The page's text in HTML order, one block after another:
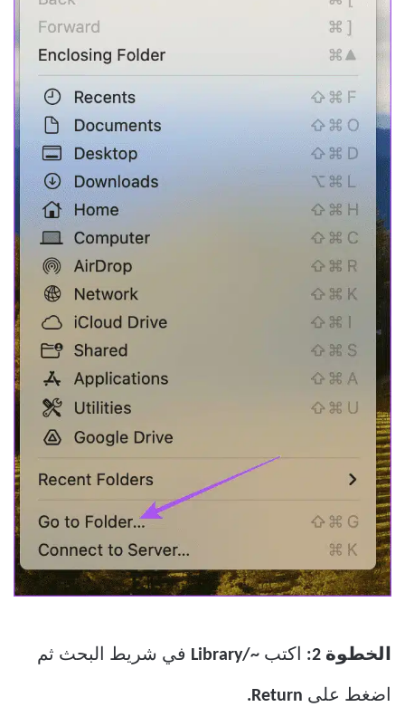
الخطوة 2: اكتب ~/Library في شريط البحث ثم
اضغط على Return.